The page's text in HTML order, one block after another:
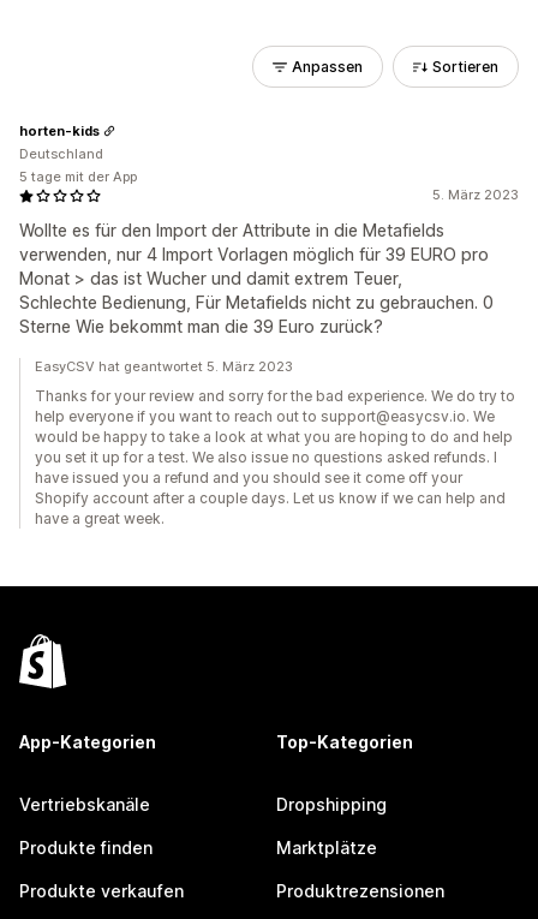
Anpassen Sortieren
5. März 2023
Wollte es für den Import der Attribute in die Metafields
verwenden, nur 4 Import Vorlagen möglich für 39 EURO pro
Monat > das ist Wucher und damit extrem Teuer,
Schlechte Bedienung, Für Metafields nicht zu gebrauchen. 0
Sterne Wie bekommt man die 39 Euro zurück?
horten-kids
Deutschland
5 tage mit der App
EasyCSV hat geantwortet 5. März 2023
Thanks for your review and sorry for the bad experience. We do try to
help everyone if you want to reach out to support@easycsv.io. We
would be happy to take a look at what you are hoping to do and help
you set it up for a test. We also issue no questions asked refunds. I
have issued you a refund and you should see it come off your
Shopify account after a couple days. Let us know if we can help and
have a great week.
App-Kategorien
Vertriebskanäle
Produkte finden
Produkte verkaufen
Top-Kategorien
Dropshipping
Marktplätze
Produktrezensionen